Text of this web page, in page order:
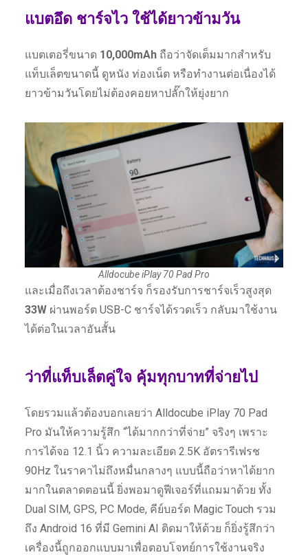
แบตอึด ชาร์จไว ใช้ได้ยาวข้ามวัน
แบตเตอรี่ขนาด 10,000mAhถือว่าจัดเต็มมากสำหรับ
แท็บเล็ตขนาดนี้ ดูหนัง ท่องเน็ต หรือทำงานต่อเนื่องได้
ยาวข้ามวันโดยไม่ต้องคอยหาปลั๊กให้ยุ่งยาก
Alldocube iPlay 70 Pad Pro
และเมื่อถึงเวลาต้องชาร์จ ก็รองรับการชาร์จเร็วสูงสุด
33Wผ่านพอร์ต USB-C ชาร์จได้รวดเร็ว กลับมาใช้งาน
ได้ต่อในเวลาอันสั้น
ว่าที่แท็บเล็ตคู่ใจ คุ้มทุกบาทที่จ่ายไป
โดยรวมแล้วต้องบอกเลยว่า Alldocube iPlay 70 Pad
Pro มันให้ความรู้สึก “ได้มากกว่าที่จ่าย” จริงๆ เพราะ
การได้จอ 12.1 นิ้ว ความละเอียด 2.5K อัตรารีเฟรช
90Hz ในราคาไม่ถึงหมื่นกลางๆ แบบนี้ถือว่าหาได้ยาก
มากในตลาดตอนนี้ ยิ่งพอมาดูฟีเจอร์ที่แถมมาด้วย ทั้ง
Dual SIM, GPS, PC Mode, คีย์บอร์ด Magic Touch รวม
ถึง Android 16 ที่มี Gemini AI ติดมาให้ด้วย ก็ยิ่งรู้สึกว่า
เครื่องนี้ถูกออกแบบมาเพื่อตอบโจทย์การใช้งานจริง